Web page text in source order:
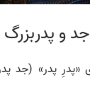
جد و پدربزرگ
«پدرِ پدر» (جد